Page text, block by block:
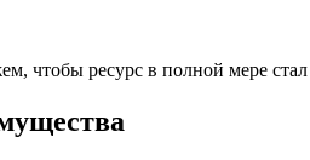
чтобы ресурс в полной мере